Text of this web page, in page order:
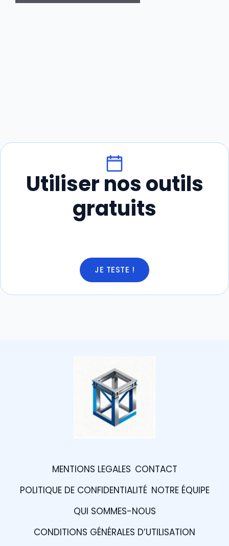
Utiliser nos outils
gratuits
JE TESTE !
MENTIONS LEGALES CONTACT
POLITIQUE DE CONFIDENTIALITÉ NOTRE ÉQUIPE
QUI SOMMES-NOUS
CONDITIONS GÉNÉRALES D’UTILISATION